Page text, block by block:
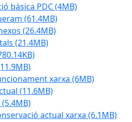
bàsica PDC(4MB)
(61.4MB)
(26.4MB)
(21.4MB)
xarxa (6MB)
(11.6MB)
(5.4MB)
actual xarxa (6.1MB)